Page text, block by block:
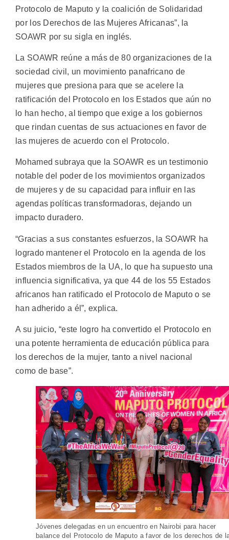
Protocolo de Maputo y la coalición de Solidaridad
por los Derechos de las Mujeres Africanas”, la
SOAWR por su sigla en inglés.
La SOAWR reúne a más de 80 organizaciones de la
sociedad civil, un movimiento panafricano de
mujeres que presiona para que se acelere la
ratificación del Protocolo en los Estados que aún no
lo han hecho, al tiempo que exige a los gobiernos
que rindan cuentas de sus actuaciones en favor de
las mujeres de acuerdo con el Protocolo.
Mohamed subraya que la SOAWR es un testimonio
notable del poder de los movimientos organizados
de mujeres y de su capacidad para influir en las
agendas políticas transformadoras, dejando un
impacto duradero.
“Gracias a sus constantes esfuerzos, la SOAWR ha
logrado mantener el Protocolo en la agenda de los
Estados miembros de la UA, lo que ha supuesto una
influencia significativa, ya que 44 de los 55 Estados
africanos han ratificado el Protocolo de Maputo o se
han adherido a él”, explica.
A su juicio, “este logro ha convertido el Protocolo en
una potente herramienta de educación pública para
los derechos de la mujer, tanto a nivel nacional
como de base”.
Jóvenes delegadas en un encuentro en Nairobi para hacer
balance del Protocolo de Maputo a favor de los derechos de